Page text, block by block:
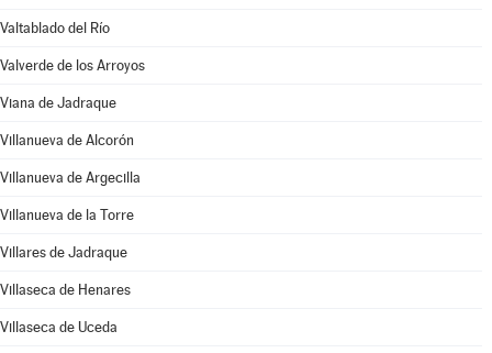
Valtablado del Río
Valverde de los Arroyos
Viana de Jadraque
Villanueva de Alcorón
Villanueva de Argecilla
Villanueva de la Torre
Villares de Jadraque
Villaseca de Henares
Villaseca de Uceda